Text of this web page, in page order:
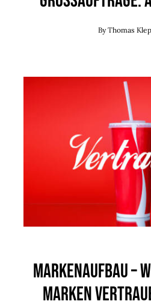
ByThomas
Markenaufbau –
Marken